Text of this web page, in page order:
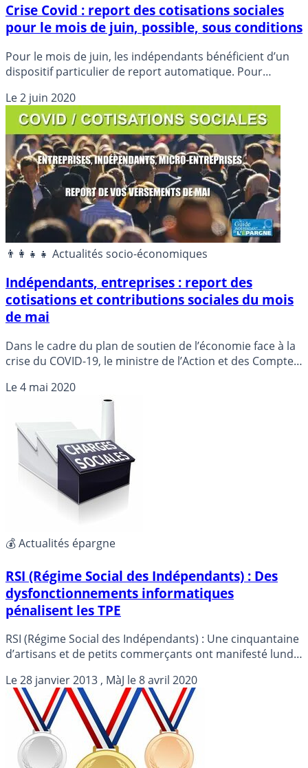
Crise Covid : report des cotisations sociales
pour le mois de juin, possible, sous conditions
Pour le mois de juin, les indépendants bénéficient d’un
dispositif particulier de report automatique. Pour
les possibilités de report du paiement des cotisations
sociales sont également adaptées.
Le2 juin 2020
👨‍👩‍👧‍👧 Actualités socio-économiques
Indépendants, entreprises : report des
cotisations et contributions sociales du mois
de mai
Dans le cadre du plan de soutien de l’économie face à la
crise du COVID-19, le ministre de l’Action et des Comptes
les mesures de report des cotisations et contributions
sociales décidées au mois de mars et avril, pour
l’ensemble des entreprises et des indépendants qui en
ont besoin.
Le4 mai 2020
💰 Actualités épargne
RSI (Régime Social des Indépendants) : Des
dysfonctionnements informatiques
pénalisent les TPE
RSI (Régime Social des Indépendants) : Une cinquantaine
d’artisans et de petits commerçants ont manifesté lundi
à la Plaine-Saint-Denis (Seine-Saint-Denis), en cause : les
dysfonctionnements du système informatique du RSI.
Le28 janvier 2013, MàJ le8 avril 2020